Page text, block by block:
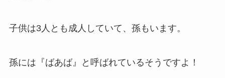
子供は3人とも成人していて、孫もいます。
孫には『ばあば』と呼ばれているそうですよ！